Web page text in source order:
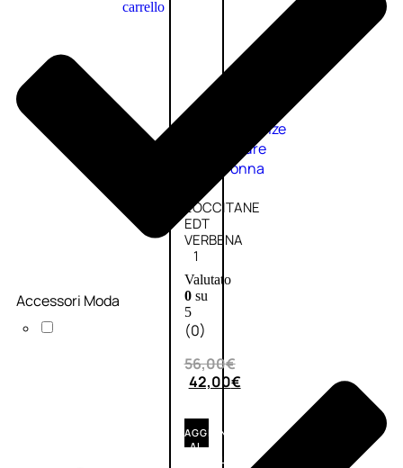
carrello
Fragranze
Nature
Donna
L’OCCITANE
EDT
VERBENA
1
Valutato
0su
5
(0)
56,00€
42,00€
AGGIUNGI
AL
CARRELLO
Accessori Moda